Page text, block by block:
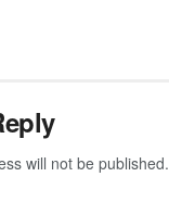
will not be published.